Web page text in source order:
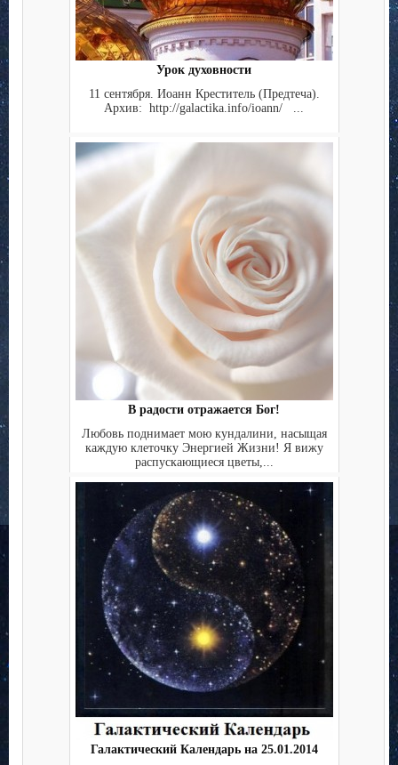
Урок духовности
11 сентября. Иоанн Креститель (Предтеча).
Архив: http://galactika.info/ioann/ ...
В радости отражается Бог!
Любовь поднимает мою кундалини, насыщая
каждую клеточку Энергией Жизни! Я вижу
распускающиеся цветы,...
Галактический Календарь на 25.01.2014